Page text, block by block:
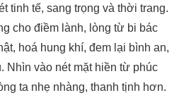
tinh tế, sang trọng và thời trang.
cho điềm lành, lòng từ bi bác
hoá hung khí, đem lại bình an,
Nhìn vào nét mặt hiền từ phúc
ta nhẹ nhàng, thanh tịnh hơn.